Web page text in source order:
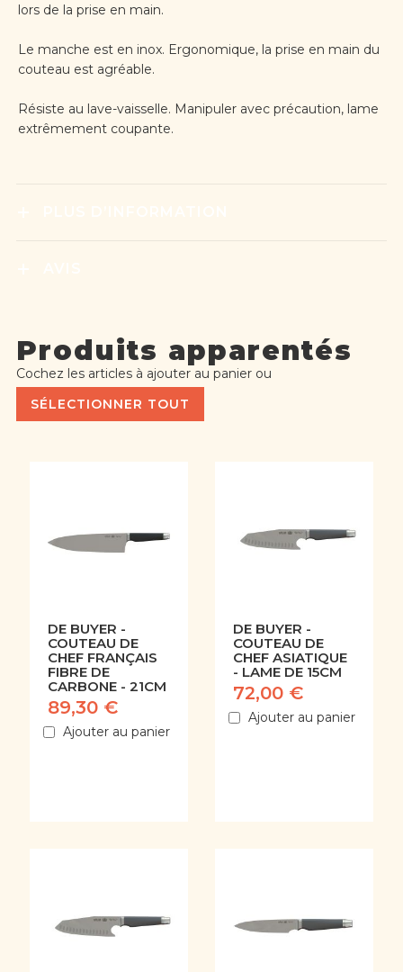
lors de la prise en main.
Le manche est en inox. Ergonomique, la prise en main du
couteau est agréable.
Résiste au lave-vaisselle. Manipuler avec précaution, lame
extrêmement coupante.
Produits apparentés
Cochez les articles à ajouter au panier ou
SÉLECTIONNER TOUT
DE BUYER -
COUTEAU DE
CHEF FRANÇAIS
FIBRE DE
CARBONE - 21CM
89,30 €
Ajouter au panier
DE BUYER -
COUTEAU DE
CHEF ASIATIQUE
- LAME DE 15CM
72,00 €
Ajouter au panier